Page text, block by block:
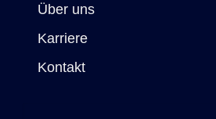
Über uns
Karriere
Kontakt